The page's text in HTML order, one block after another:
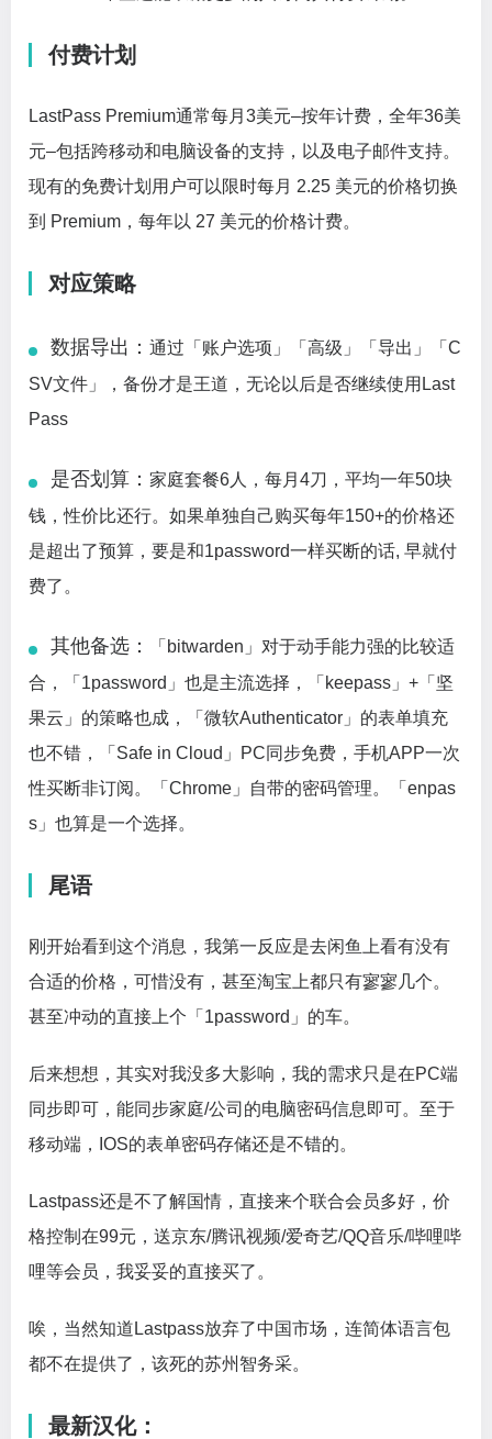
付费计划
LastPass Premium通常每月3美元–按年计费，全年36美
元–包括跨移动和电脑设备的支持，以及电子邮件支持。
现有的免费计划用户可以限时每月 2.25 美元的价格切换
到 Premium，每年以 27 美元的价格计费。
对应策略
数据导出： 通过「账户选项」「高级」「导出」「C
SV文件」，备份才是王道，无论以后是否继续使用Last
Pass
是否划算： 家庭套餐6人，每月4刀，平均一年50块
钱，性价比还行。如果单独自己购买每年150+的价格还
是超出了预算，要是和1password一样买断的话, 早就付
费了。
其他备选：
「bitwarden」对于动手能力强的比较适
合，「1password」也是主流选择，「keepass」+「坚
果云」的策略也成，「微软Authenticator」的表单填充
也不错，「Safe in Cloud」PC同步免费，手机APP一次
性买断非订阅。「Chrome」自带的密码管理。「enpas
s」也算是一个选择。
尾语
刚开始看到这个消息，我第一反应是去闲鱼上看有没有
合适的价格，可惜没有，甚至淘宝上都只有寥寥几个。
甚至冲动的直接上个「1password」的车。
后来想想，其实对我没多大影响，我的需求只是在PC端
同步即可，能同步家庭/公司的电脑密码信息即可。至于
移动端，IOS的表单密码存储还是不错的。
Lastpass还是不了解国情，直接来个联合会员多好，价
格控制在99元，送京东/腾讯视频/爱奇艺/QQ音乐/哔哩哔
哩等会员，我妥妥的直接买了。
唉，当然知道Lastpass放弃了中国市场，连简体语言包
都不在提供了，该死的苏州智务采。
最新汉化：